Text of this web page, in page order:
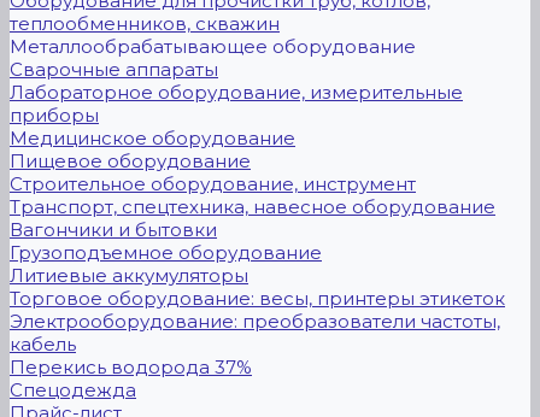
теплообменников, скважин
Металлообрабатывающее оборудование
Сварочные аппараты
Лабораторное оборудование, измерительные
приборы
Медицинское оборудование
Пищевое оборудование
Строительное оборудование, инструмент
Транспорт, спецтехника, навесное оборудование
Вагончики и бытовки
Грузоподъемное оборудование
Литиевые аккумуляторы
Торговое оборудование: весы, принтеры этикеток
Электрооборудование: преобразователи частоты,
кабель
Перекись водорода 37%
Спецодежда